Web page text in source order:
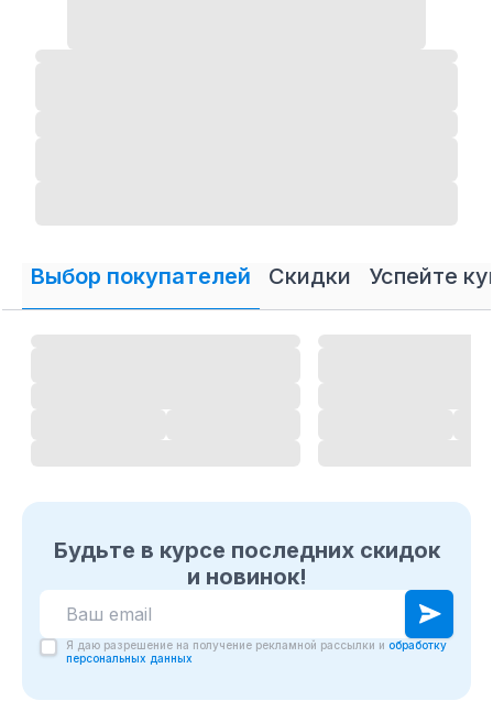
Выбор покупателей Скидки Успейте
Будьте в курсе последних скидок
и новинок!
Я даю разрешение на получение рекламной рассылки и обработку
персональных данных